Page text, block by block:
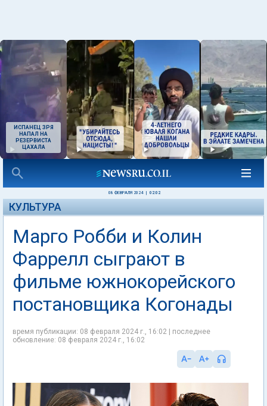
ИСПАНЕЦ ЗРЯ
НАПАЛ НА
РЕЗЕРВИСТА
ЦАХАЛА
08 ФЕВРАЛЯ 2024 02:02
КУЛЬТУРА
Марго Робби и Колин
Фаррелл сыграют в
фильме южнокорейского
постановщика Когонады
время публикации: 08 февраля 2024 г., 16:02 | последнее
обновление: 08 февраля 2024 г., 16:02